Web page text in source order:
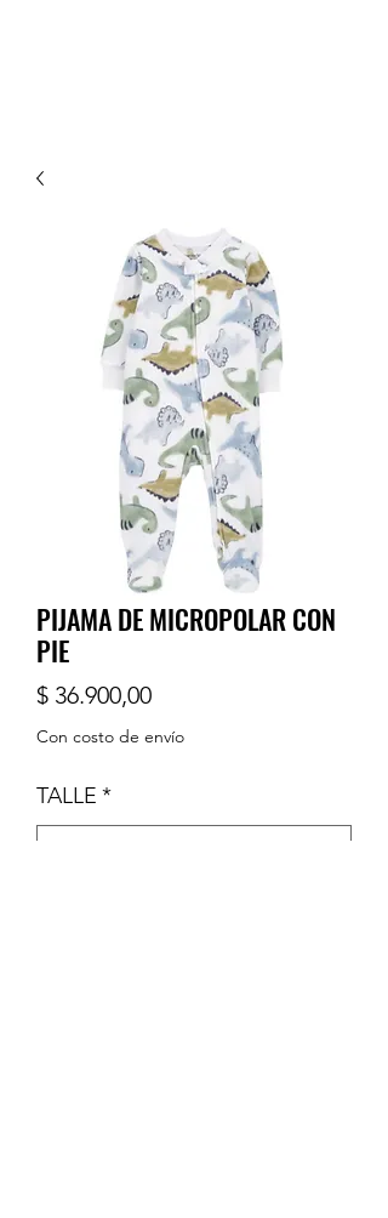
PIJAMA DE MICROPOLAR CON
PIE
$ 36.900,00Precio
Con costo de envío
TALLE *